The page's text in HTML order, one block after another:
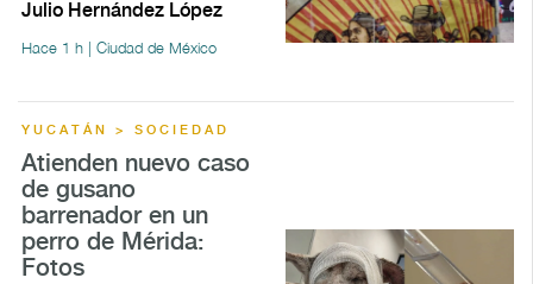
Julio Hernández López
Hace 1 h | Ciudad de México
YUCATÁN > SOCIEDAD
Atienden nuevo caso
de gusano
barrenador en un
perro de Mérida:
Fotos